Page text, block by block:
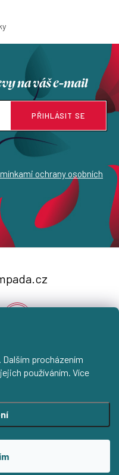
procházením
používáním. Více
na váš e-mail
ochrany osobních
PŘIHLÁSIT SE
. Všechna práva vyhrazena.